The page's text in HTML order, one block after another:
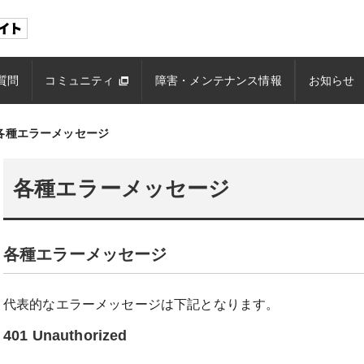
問 コミュニティ 障害・メンテナンス情報 お知らせ
種エラーメッセージ
各種エラーメッセージ
各種エラーメッセージ
代表的なエラーメッセージは下記となります。
401 Unauthorized